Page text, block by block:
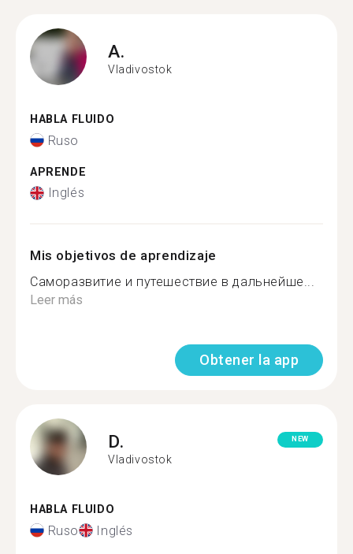
A.
Vladivostok
HABLA FLUIDO
Ruso
APRENDE
Inglés
Mis objetivos de aprendizaje
Саморазвитие и путешествие в дальнейше...
Leer más
Obtener la app
D.
Vladivostok
NEW
HABLA FLUIDO
Ruso Inglés